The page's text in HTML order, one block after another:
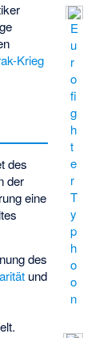
E
u
r
o
fi
g
h
t
e
r
T
y
p
h
o
o
n
Krieg
des
der
eine
des
und